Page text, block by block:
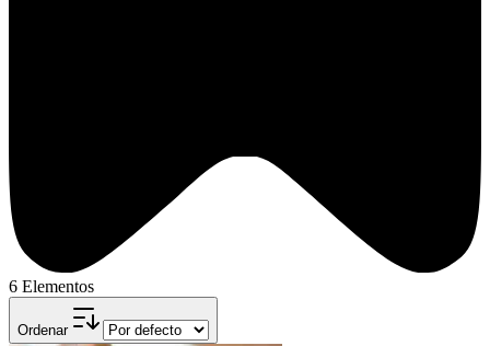
6 Elementos
Ordenar